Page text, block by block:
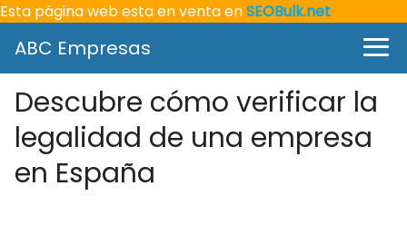
Esta página web esta en venta enSEOBulk.net
ABC Empresas
Descubre cómo verificar la
legalidad de una empresa
en España